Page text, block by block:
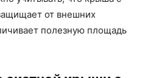
от внешних
полезную площадь